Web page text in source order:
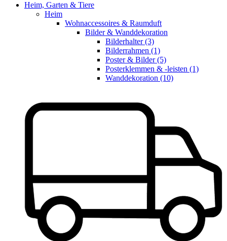
Heim, Garten & Tiere
Heim
Wohnaccessoires & Raumduft
Bilder & Wanddekoration
Bilderhalter (3)
Bilderrahmen (1)
Poster & Bilder (5)
Posterklemmen & -leisten (1)
Wanddekoration (10)